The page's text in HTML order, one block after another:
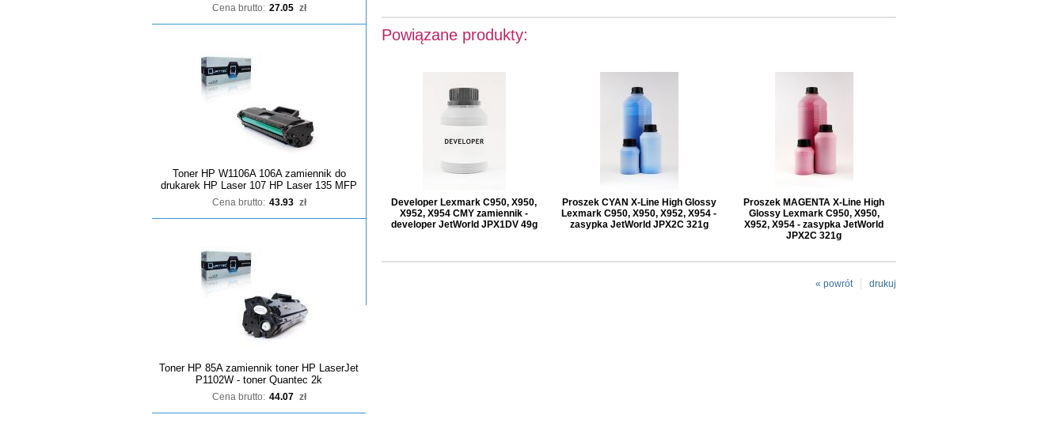
Cena brutto: 27.05 zł
Toner HP W1106A 106A zamiennik do
drukarek HP Laser 107 HP Laser 135 MFP
Cena brutto: 43.93 zł
Toner HP 85A zamiennik toner HP LaserJet
P1102W - toner Quantec 2k
Cena brutto: 44.07 zł
Powiązane produkty:
Developer Lexmark C950, X950,
X952, X954 CMY zamiennik -
developer JetWorld JPX1DV 49g
Proszek CYAN X-Line High Glossy
Lexmark C950, X950, X952, X954 -
zasypka JetWorld JPX2C 321g
Proszek MAGENTA X-Line High
Glossy Lexmark C950, X950,
X952, X954 - zasypka JetWorld
JPX2C 321g
drukuj
« powrót